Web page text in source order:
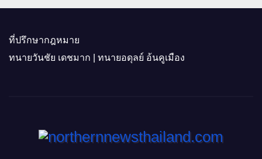
ที่ปรึกษากฎหมาย
ทนายวันชัย เดชมาก | ทนายอดุลย์ อ้นคูเมือง